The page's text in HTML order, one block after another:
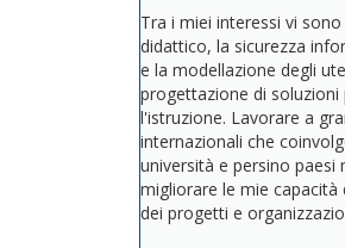
Tra i miei interessi vi
didattico, la sicurezza
e la modellazione degli
progettazione di soluzioni
l'istruzione. Lavorare a
internazionali che
università e persino paesi
migliorare le mie capacità
dei progetti e